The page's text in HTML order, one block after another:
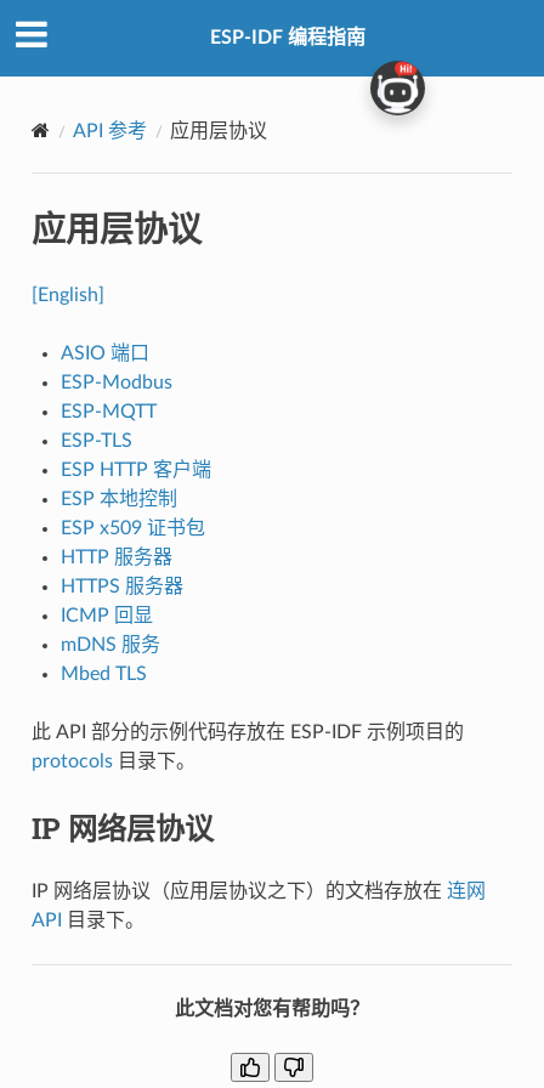
ESP-IDF 编程指南
API 参考 应用层协议
应用层协议
[English]
ASIO 端口
ESP-Modbus
ESP-MQTT
ESP-TLS
ESP HTTP 客户端
ESP 本地控制
ESP x509 证书包
HTTP 服务器
HTTPS 服务器
ICMP 回显
mDNS 服务
Mbed TLS
此 API 部分的示例代码存放在 ESP-IDF 示例项目的
protocols目录下。
IP 网络层协议
IP 网络层协议（应用层协议之下）的文档存放在 连网
API
目录下。
此文档对您有帮助吗？